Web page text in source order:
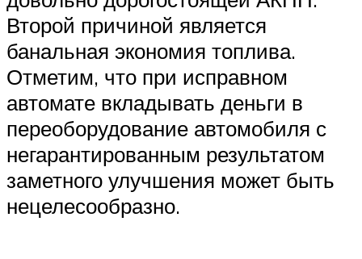
Второй причиной является
банальная экономия топлива.
Отметим, что при исправном
автомате вкладывать деньги в
переоборудование автомобиля с
негарантированным результатом
заметного улучшения может быть
нецелесообразно.